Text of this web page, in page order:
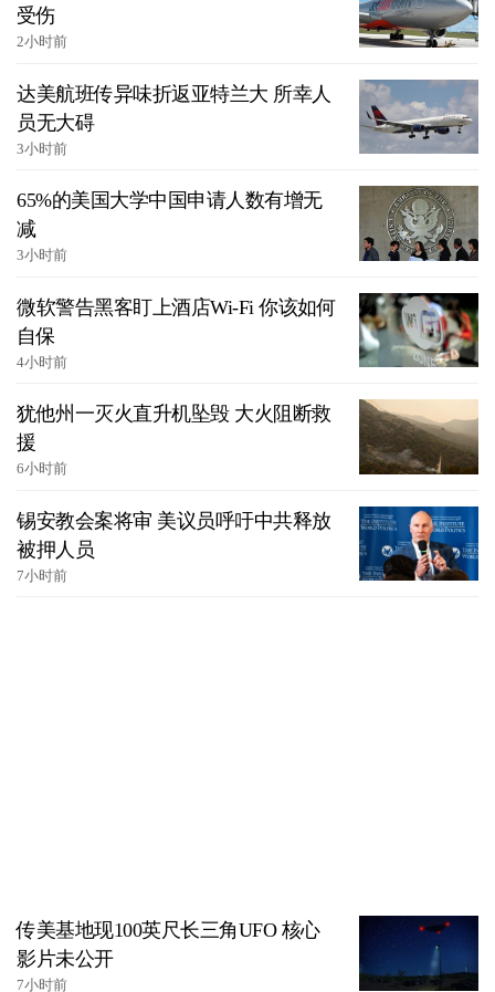
受伤
2小时前
达美航班传异味折返亚特兰大 所幸人
员无大碍
3小时前
65%的美国大学中国申请人数有增无
减
3小时前
微软警告黑客盯上酒店Wi-Fi 你该如何
自保
4小时前
犹他州一灭火直升机坠毁 大火阻断救
援
6小时前
锡安教会案将审 美议员呼吁中共释放
被押人员
7小时前
传美基地现100英尺长三角UFO 核心
影片未公开
7小时前